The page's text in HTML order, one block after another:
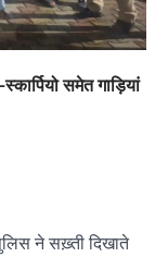
समेत गाड़ियां
ने सख़्ती दिखाते